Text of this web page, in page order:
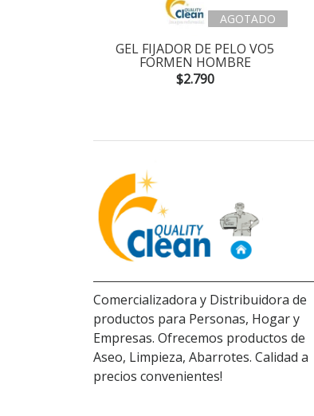
AGOTADO
GEL FIJADOR DE PELO VO5
FORMEN HOMBRE
$2.790
Comercializadora y Distribuidora de
productos para Personas, Hogar y
Empresas. Ofrecemos productos de
Aseo, Limpieza, Abarrotes. Calidad a
precios convenientes!